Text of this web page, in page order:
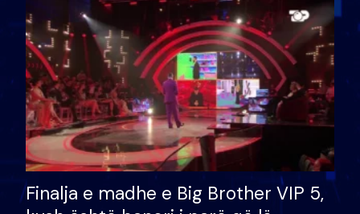
Finalja e madhe e Big Brother VIP 5,